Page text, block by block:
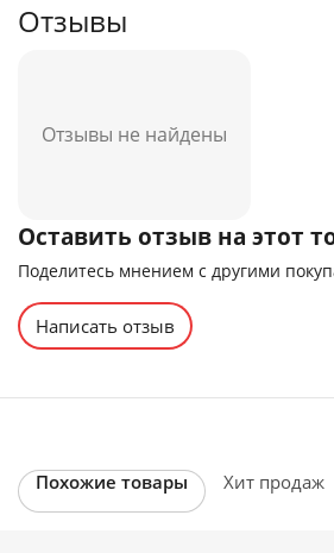
Отзывы
Отзывы не найдены
Оставить отзыв на этот
Поделитесь мнением с другими
Написать отзыв
Похожие товары Хит продаж